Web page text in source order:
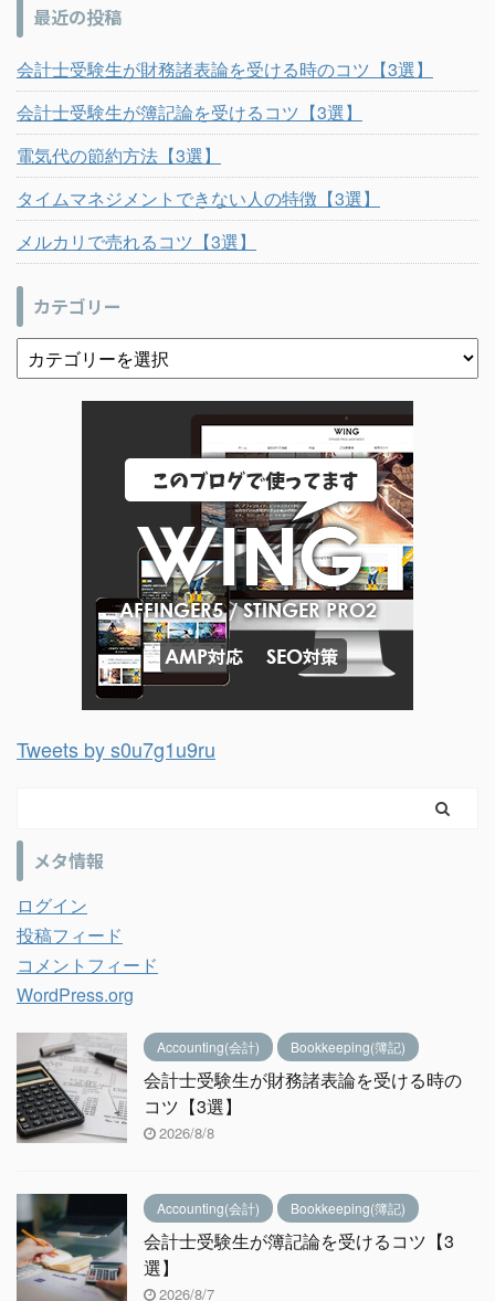
最近の投稿
会計士受験生が財務諸表論を受ける時のコツ【3選】
会計士受験生が簿記論を受けるコツ【3選】
電気代の節約方法【3選】
タイムマネジメントできない人の特徴【3選】
メルカリで売れるコツ【3選】
カテゴリー
Tweets by s0u7g1u9ru
メタ情報
ログイン
投稿フィード
コメントフィード
WordPress.org
Accounting(会計) Bookkeeping(簿記)
会計士受験生が財務諸表論を受ける時の
コツ【3選】
2026/8/8
Accounting(会計) Bookkeeping(簿記)
会計士受験生が簿記論を受けるコツ【3
選】
2026/8/7